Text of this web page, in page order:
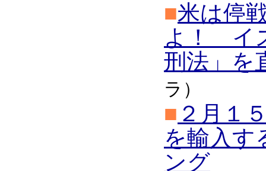
■米は停
よ！ イ
刑法」を
ラ）
■ ２月１
を輸入す
ング